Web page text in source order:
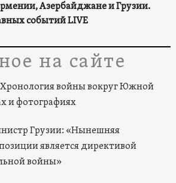
Азербайджане и Грузии.
событий LIVE
на сайте
Хронология войны вокруг Южной
и фотографиях
Грузии: «Нынешняя
является директивой
войны»